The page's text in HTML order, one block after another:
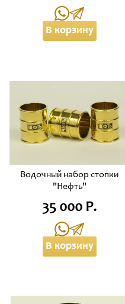
В корзину
Водочный набор стопки
"Нефть"
35 000 Р.
В корзину